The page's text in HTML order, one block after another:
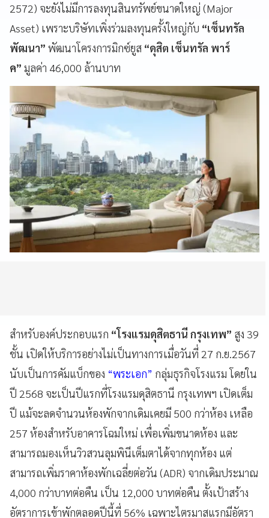
2572) จะยังไม่มีการลงทุนสินทรัพย์ขนาดใหญ่ (Major
Asset) เพราะบริษัทเพิ่งร่วมลงทุนครั้งใหญ่กับ “เซ็นทรัล
พัฒนา” พัฒนาโครงการมิกซ์ยูส “ดุสิต เซ็นทรัล พาร์
ค” มูลค่า 46,000 ล้านบาท
สำหรับองค์ประกอบแรก “โรงแรมดุสิตธานี กรุงเทพ” สูง 39
ชั้น เปิดให้บริการอย่างไม่เป็นทางการเมื่อวันที่ 27 ก.ย.2567
นับเป็นการคัมแบ็กของ “พระเอก” กลุ่มธุรกิจโรงแรม โดยใน
ปี 2568 จะเป็นปีแรกที่โรงแรมดุสิตธานี กรุงเทพฯ เปิดเต็ม
ปี แม้จะลดจำนวนห้องพักจากเดิมเคยมี 500 กว่าห้อง เหลือ
257 ห้องสำหรับอาคารโฉมใหม่ เพื่อเพิ่มขนาดห้อง และ
สามารถมองเห็นวิวสวนลุมพินีเต็มตาได้จากทุกห้อง แต่
สามารถเพิ่มราคาห้องพักเฉลี่ยต่อวัน (ADR) จากเดิมประมาณ
4,000 กว่าบาทต่อคืน เป็น 12,000 บาทต่อคืน ตั้งเป้าสร้าง
อัตราการเข้าพักตลอดปีนี้ที่ 56% เฉพาะไตรมาสแรกมีอัตรา